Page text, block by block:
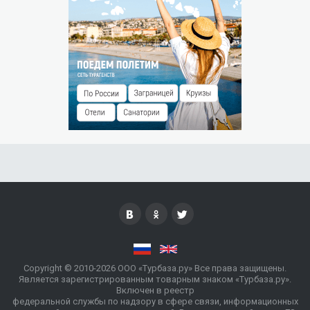
РАЗМЕЩЕНИЕ ДЕТЕЙ
Принимаются дети от 3 лет.
Дети от 3 до 4 лет размещаются без дополнительного
места с оплатой 250 руб./сутки.
Дети от 4 до 16 лет размещаются на дополнительном
месте с доплатой 500 руб./сутки.
ОСОБЫЕ УСЛОВИЯ
Copyright © 2010-2026 ООО «Турбаза.ру» Все права защищены.
Является зарегистрированным товарным знаком «Турбаза.ру».
Включен в реестр
федеральной службы по надзору в сфере связи, информационных